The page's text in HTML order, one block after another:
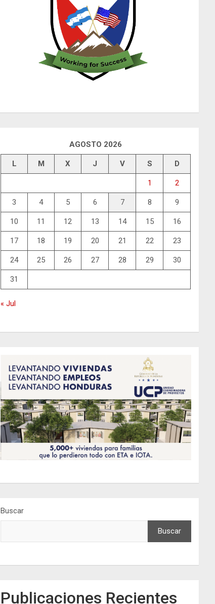
AGOSTO 2026
L M X J V S D
1 2
3 4 5 6 7 8 9
10 11 12 13 14 15 16
17 18 19 20 21 22 23
24 25 26 27 28 29 30
31
« Jul
Buscar
Buscar
Publicaciones Recientes